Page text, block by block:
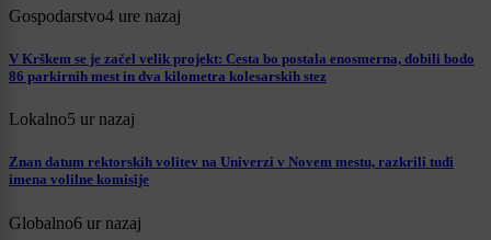
Gospodarstvo4 ure nazaj
V Krškem se je začel velik projekt: Cesta bo postala enosmerna, dobili bodo
86 parkirnih mest in dva kilometra kolesarskih stez
Lokalno5 ur nazaj
Znan datum rektorskih volitev na Univerzi v Novem mestu, razkrili tudi
imena volilne komisije
Globalno6 ur nazaj